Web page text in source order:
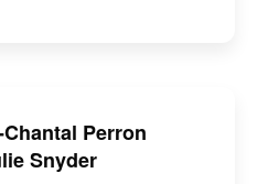
Perron
Snyder